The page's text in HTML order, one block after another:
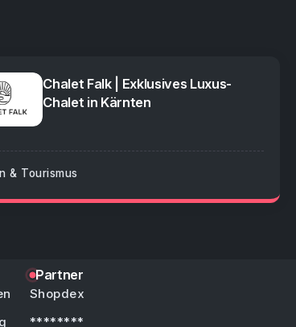
Chalet Falk | Exklusives Luxus-
Chalet in Kärnten
& Tourismus
Partner
Shopdex
********